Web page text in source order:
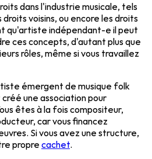
dans l'industrie musicale, tels
voisins, ou encore les droits
qu'artiste indépendant-e il peut
ces concepts, d'autant plus que
rôles, même si vous travaillez
émergent de musique folk
une association pour
êtes à la fois compositeur,
car vous financez
Si vous avez une structure,
propre cachet.